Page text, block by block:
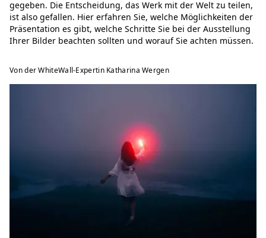
gegeben. Die Entscheidung, das Werk mit der Welt zu teilen,
ist also gefallen. Hier erfahren Sie, welche Möglichkeiten der
Präsentation es gibt, welche Schritte Sie bei der Ausstellung
Ihrer Bilder beachten sollten und worauf Sie achten müssen.
Von der WhiteWall-Expertin Katharina Wergen